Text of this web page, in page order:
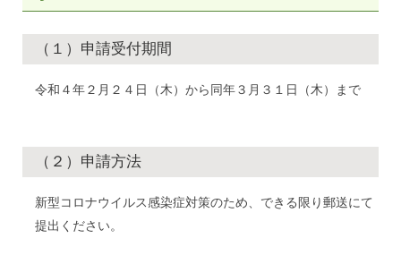
（１） 申請受付期間
令和４年２月２４日（木）から同年３月３１日（木）まで
（２） 申請方法
新型コロナウイルス感染症対策のため、できる限り郵送にて
提出ください。